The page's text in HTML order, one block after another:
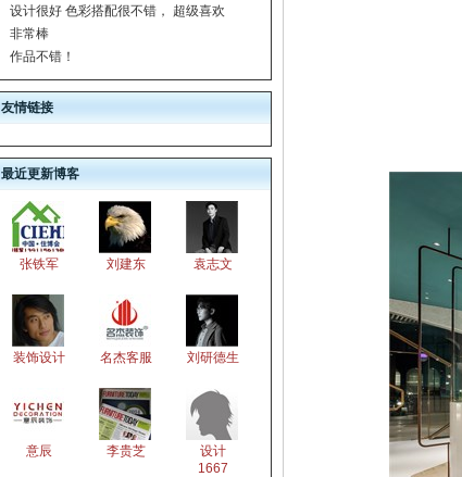
设计很好 色彩搭配很不错， 超级喜欢
非常棒
作品不错！
友情链接
最近更新博客
张铁军 刘建东 袁志文
装饰设计 名杰客服 刘研德生
意辰 李贵芝
设计
1667